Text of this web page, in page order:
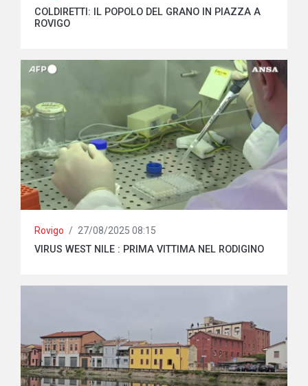
COLDIRETTI: IL POPOLO DEL GRANO IN PIAZZA A
ROVIGO
Rovigo / 27/08/2025 08:15
VIRUS WEST NILE : PRIMA VITTIMA NEL RODIGINO